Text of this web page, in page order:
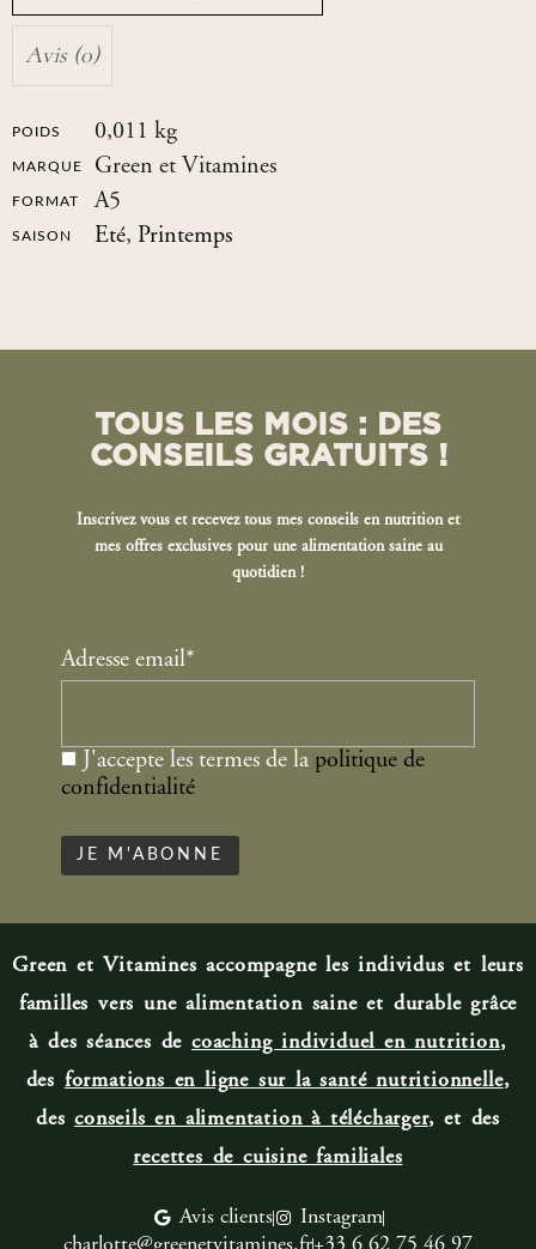
Avis (0)
POIDS 0,011 kg
MARQUE Green et Vitamines
FORMAT A5
SAISON Eté, Printemps
TOUS LES MOIS : DES
CONSEILS GRATUITS !
Inscrivez vous et recevez tous mes conseils en nutrition et
mes offres exclusives pour une alimentation saine au
quotidien !
Adresse email*
J'accepte les termes de la politique de
confidentialité
Green et Vitamines accompagne les individus et leurs
familles vers une alimentation saine et durable grâce
à des séances decoaching individuel en nutrition,
des formations en ligne sur la santé nutritionnelle,
desconseils en alimentation à télécharger, et des
recettes de cuisine familiales
Avis clients
Instagram